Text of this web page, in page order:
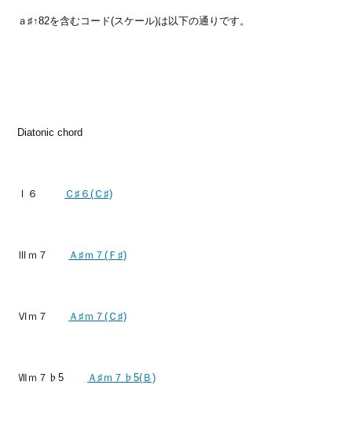
ａ♯↑82を含むコード(スケール)は以下の通りです。
Diatonic chord
Ⅰ６ Ｃ♯６(Ｃ♯)
Ⅲｍ７ Ａ♯ｍ７(Ｆ♯)
Ⅵｍ７ Ａ♯ｍ７(Ｃ♯)
Ⅶｍ７♭5 Ａ♯ｍ７♭5(Ｂ)